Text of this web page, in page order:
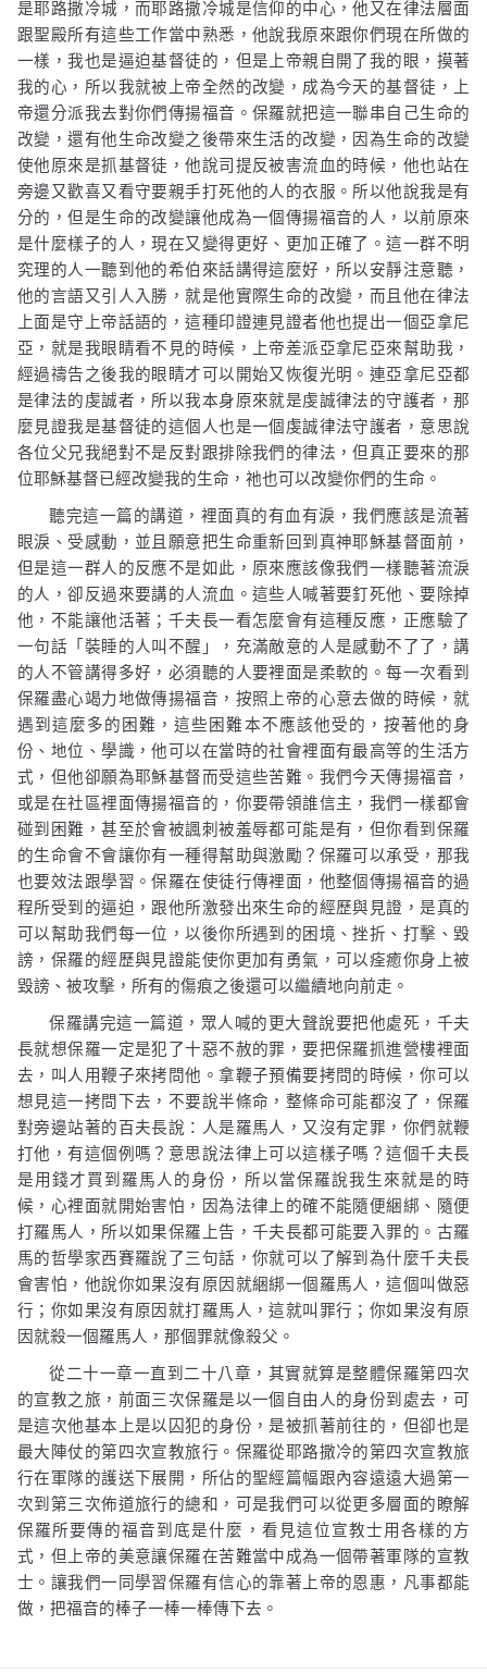
是耶路撒冷城，而耶路撒冷城是信仰的中心，他又在律法層面
跟聖殿所有這些工作當中熟悉，他說我原來跟你們現在所做的
一樣，我也是逼迫基督徒的，但是上帝親自開了我的眼，摸著
我的心，所以我就被上帝全然的改變，成為今天的基督徒，上
帝還分派我去對你們傳揚福音。保羅就把這一聯串自己生命的
改變，還有他生命改變之後帶來生活的改變，因為生命的改變
使他原來是抓基督徒，他說司提反被害流血的時候，他也站在
旁邊又歡喜又看守要親手打死他的人的衣服。所以他說我是有
分的，但是生命的改變讓他成為一個傳揚福音的人，以前原來
是什麼樣子的人，現在又變得更好、更加正確了。這一群不明
究理的人一聽到他的希伯來話講得這麼好，所以安靜注意聽，
他的言語又引人入勝，就是他實際生命的改變，而且他在律法
上面是守上帝話語的，這種印證連見證者他也提出一個亞拿尼
亞，就是我眼睛看不見的時候，上帝差派亞拿尼亞來幫助我，
經過禱告之後我的眼睛才可以開始又恢復光明。連亞拿尼亞都
是律法的虔誠者，所以我本身原來就是虔誠律法的守護者，那
麼見證我是基督徒的這個人也是一個虔誠律法守護者，意思說
各位父兄我絕對不是反對跟排除我們的律法，但真正要來的那
位耶穌基督已經改變我的生命，祂也可以改變你們的生命。
聽完這一篇的講道，裡面真的有血有淚，我們應該是流著
眼淚、受感動，並且願意把生命重新回到真神耶穌基督面前，
但是這一群人的反應不是如此，原來應該像我們一樣聽著流淚
的人，卻反過來要講的人流血。這些人喊著要釘死他、要除掉
他，不能讓他活著；千夫長一看怎麼會有這種反應，正應驗了
一句話「裝睡的人叫不醒」，充滿敵意的人是感動不了了，講
的人不管講得多好，必須聽的人要裡面是柔軟的。每一次看到
保羅盡心竭力地做傳揚福音，按照上帝的心意去做的時候，就
遇到這麼多的困難，這些困難本不應該他受的，按著他的身
份、地位、學識，他可以在當時的社會裡面有最高等的生活方
式，但他卻願為耶穌基督而受這些苦難。我們今天傳揚福音，
或是在社區裡面傳揚福音的，你要帶領誰信主，我們一樣都會
碰到困難，甚至於會被諷刺被羞辱都可能是有，但你看到保羅
的生命會不會讓你有一種得幫助與激勵？保羅可以承受，那我
也要效法跟學習。保羅在使徒行傳裡面，他整個傳揚福音的過
程所受到的逼迫，跟他所激發出來生命的經歷與見證，是真的
可以幫助我們每一位，以後你所遇到的困境、挫折、打擊、毀
謗，保羅的經歷與見證能使你更加有勇氣，可以痊癒你身上被
毀謗、被攻擊，所有的傷痕之後還可以繼續地向前走。
保羅講完這一篇道，眾人喊的更大聲說要把他處死，千夫
長就想保羅一定是犯了十惡不赦的罪，要把保羅抓進營樓裡面
去，叫人用鞭子來拷問他。拿鞭子預備要拷問的時候，你可以
想見這一拷問下去，不要說半條命，整條命可能都沒了，保羅
對旁邊站著的百夫長說：人是羅馬人，又沒有定罪，你們就鞭
打他，有這個例嗎？意思說法律上可以這樣子嗎？這個千夫長
是用錢才買到羅馬人的身份，所以當保羅說我生來就是的時
候，心裡面就開始害怕，因為法律上的確不能隨便綑綁、隨便
打羅馬人，所以如果保羅上告，千夫長都可能要入罪的。古羅
馬的哲學家西賽羅說了三句話，你就可以了解到為什麼千夫長
會害怕，他說你如果沒有原因就綑綁一個羅馬人，這個叫做惡
行；你如果沒有原因就打羅馬人，這就叫罪行；你如果沒有原
因就殺一個羅馬人，那個罪就像殺父。
從二十一章一直到二十八章，其實就算是整體保羅第四次
的宣教之旅，前面三次保羅是以一個自由人的身份到處去，可
是這次他基本上是以囚犯的身份，是被抓著前往的，但卻也是
最大陣仗的第四次宣教旅行。保羅從耶路撒冷的第四次宣教旅
行在軍隊的護送下展開，所佔的聖經篇幅跟內容遠遠大過第一
次到第三次佈道旅行的總和，可是我們可以從更多層面的瞭解
保羅所要傳的福音到底是什麼，看見這位宣教士用各樣的方
式，但上帝的美意讓保羅在苦難當中成為一個帶著軍隊的宣教
士。讓我們一同學習保羅有信心的靠著上帝的恩惠，凡事都能
做，把福音的棒子一棒一棒傳下去。